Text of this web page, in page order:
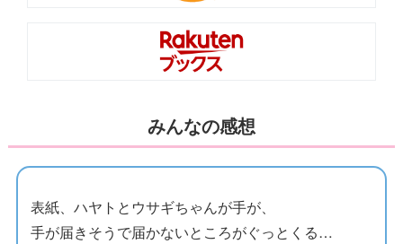
みんなの感想
表紙、ハヤトとウサギちゃんが手が、
手が届きそうで届かないところがぐっとくる…